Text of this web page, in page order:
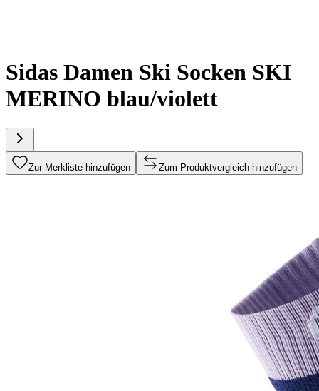
Sidas Damen Ski Socken SKI
MERINO blau/violett
Zur Merkliste hinzufügen Zum Produktvergleich hinzufügen